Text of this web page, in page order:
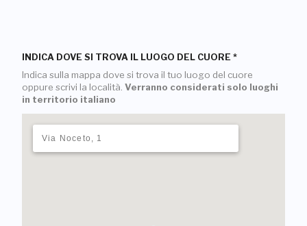
INDICA DOVE SI TROVA IL LUOGO DEL CUORE *
Indica sulla mappa dove si trova il tuo luogo del cuore
oppure scrivi la località. Verranno considerati solo luoghi
in territorio italiano